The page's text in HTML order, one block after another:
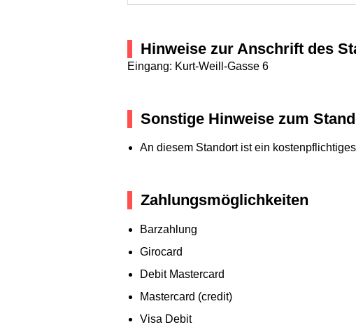
Hinweise zur Anschrift des
Eingang: Kurt-Weill-Gasse 6
Sonstige Hinweise zum
An diesem Standort ist ein
Zahlungsmöglichkeiten
Barzahlung
Girocard
Debit Mastercard
Mastercard (credit)
Visa Debit